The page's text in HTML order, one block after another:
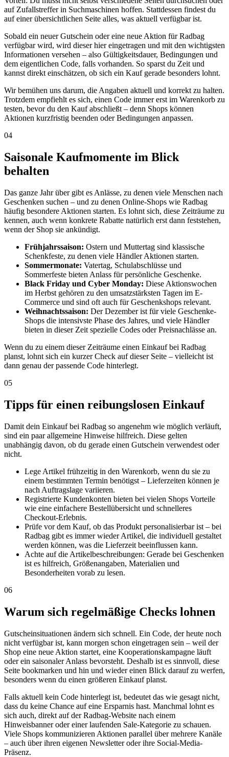
auf Zufallstreffer in Suchmaschinen hoffen. Stattdessen findest du
auf einer übersichtlichen Seite alles, was aktuell verfügbar ist.
Sobald ein neuer Gutschein oder eine neue Aktion für Radbag
verfügbar wird, wird dieser hier eingetragen und mit den wichtigsten
Informationen versehen – also Gültigkeitsdauer, Bedingungen und
dem eigentlichen Code, falls vorhanden. So sparst du Zeit und
kannst direkt einschätzen, ob sich ein Kauf gerade besonders lohnt.
Wir bemühen uns darum, die Angaben aktuell und korrekt zu halten.
Trotzdem empfiehlt es sich, einen Code immer erst im Warenkorb zu
testen, bevor du den Kauf abschließt – denn Shops können
Aktionen kurzfristig beenden oder Bedingungen anpassen.
04
Saisonale Kaufmomente im Blick
behalten
Das ganze Jahr über gibt es Anlässe, zu denen viele Menschen nach
Geschenken suchen – und zu denen Online-Shops wie Radbag
häufig besondere Aktionen starten. Es lohnt sich, diese Zeiträume zu
kennen, auch wenn konkrete Rabatte natürlich erst dann feststehen,
wenn der Shop sie ankündigt.
Frühjahrssaison: Ostern und Muttertag sind klassische
Schenkfeste, zu denen viele Händler Aktionen starten.
Sommermonate: Vatertag, Schulabschlüsse und
Sommerfeste bieten Anlass für persönliche Geschenke.
Black Friday und Cyber Monday: Diese Aktionswochen
im Herbst gehören zu den umsatzstärksten Tagen im E-
Commerce und sind oft auch für Geschenkshops relevant.
Weihnachtssaison: Der Dezember ist für viele Geschenke-
Shops die intensivste Phase des Jahres, und viele Händler
bieten in dieser Zeit spezielle Codes oder Preisnachlässe an.
Wenn du zu einem dieser Zeiträume einen Einkauf bei Radbag
planst, lohnt sich ein kurzer Check auf dieser Seite – vielleicht ist
dann genau der passende Code hinterlegt.
05
Tipps für einen reibungslosen Einkauf
Damit dein Einkauf bei Radbag so angenehm wie möglich verläuft,
sind ein paar allgemeine Hinweise hilfreich. Diese gelten
unabhängig davon, ob du gerade einen Gutschein verwendest oder
nicht.
Lege Artikel frühzeitig in den Warenkorb, wenn du sie zu
einem bestimmten Termin benötigst – Lieferzeiten können je
nach Auftragslage variieren.
Registrierte Kundenkonten bieten bei vielen Shops Vorteile
wie eine einfachere Bestellübersicht und schnelleres
Checkout-Erlebnis.
Prüfe vor dem Kauf, ob das Produkt personalisierbar ist – bei
Radbag gibt es immer wieder Artikel, die individuell gestaltet
werden können, was die Lieferzeit beeinflussen kann.
Achte auf die Artikelbeschreibungen: Gerade bei Geschenken
ist es hilfreich, Größenangaben, Materialien und
Besonderheiten vorab zu lesen.
06
Warum sich regelmäßige Checks lohnen
Gutscheinsituationen ändern sich schnell. Ein Code, der heute noch
nicht verfügbar ist, kann morgen schon eingetragen sein – weil der
Shop eine neue Aktion startet, eine Kooperationskampagne läuft
oder ein saisonaler Anlass bevorsteht. Deshalb ist es sinnvoll, diese
Seite bookmarken und hin und wieder einen Blick darauf zu werfen,
besonders wenn du einen größeren Einkauf planst.
Falls aktuell kein Code hinterlegt ist, bedeutet das wie gesagt nicht,
dass du keine Chance auf eine Ersparnis hast. Manchmal lohnt es
sich auch, direkt auf der Radbag-Website nach einem
Hinweisbanner oder einer laufenden Sale-Kategorie zu schauen.
Viele Shops kommunizieren Aktionen parallel über mehrere Kanäle
– auch über ihren eigenen Newsletter oder ihre Social-Media-
Präsenz.